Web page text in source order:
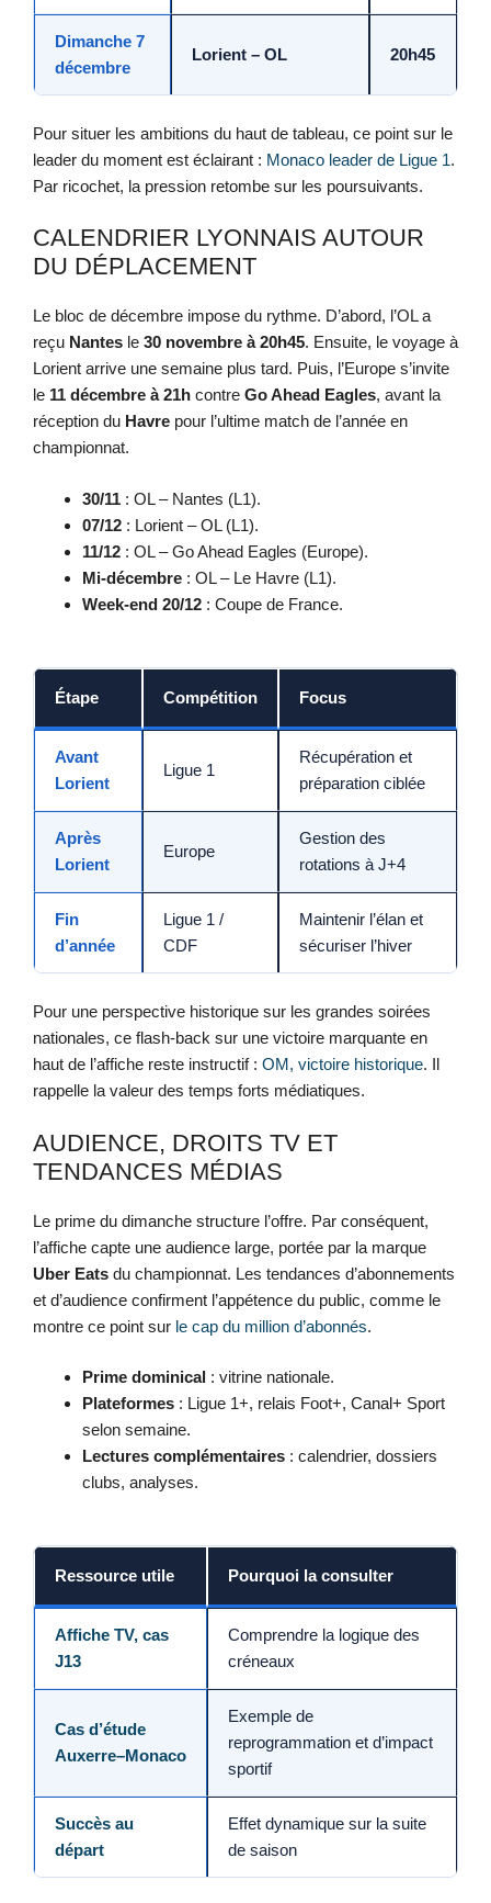
Dimanche 7
décembre
Lorient – OL 20h45
Pour situer les ambitions du haut de tableau, ce point sur le
leader du moment est éclairant : Monaco leader de Ligue 1.
Par ricochet, la pression retombe sur les poursuivants.
CALENDRIER LYONNAIS AUTOUR
DU DÉPLACEMENT
Le bloc de décembre impose du rythme. D’abord, l’OL a
reçu Nantes le 30 novembre à 20h45. Ensuite, le voyage à
Lorient arrive une semaine plus tard. Puis, l’Europe s’invite
le 11 décembre à 21h contre Go Ahead Eagles, avant la
réception du Havre pour l’ultime match de l’année en
championnat.
30/11 : OL – Nantes (L1).
07/12 : Lorient – OL (L1).
11/12 : OL – Go Ahead Eagles (Europe).
Mi-décembre : OL – Le Havre (L1).
Week-end 20/12 : Coupe de France.
Étape Compétition Focus
Avant
Lorient
Ligue 1
Récupération et
préparation ciblée
Après
Lorient
Europe
Gestion des
rotations à J+4
Fin
d’année
Ligue 1 /
CDF
Maintenir l’élan et
sécuriser l’hiver
Pour une perspective historique sur les grandes soirées
nationales, ce flash-back sur une victoire marquante en
haut de l’affiche reste instructif : OM, victoire historique. Il
rappelle la valeur des temps forts médiatiques.
AUDIENCE, DROITS TV ET
TENDANCES MÉDIAS
Le prime du dimanche structure l’offre. Par conséquent,
l’affiche capte une audience large, portée par la marque
Uber Eats du championnat. Les tendances d’abonnements
et d’audience confirment l’appétence du public, comme le
montre ce point sur le cap du million d’abonnés.
Prime dominical : vitrine nationale.
Plateformes : Ligue 1+, relais Foot+, Canal+ Sport
selon semaine.
Lectures complémentaires : calendrier, dossiers
clubs, analyses.
Ressource utile Pourquoi la consulter
Affiche TV, cas
J13
Comprendre la logique des
créneaux
Cas d’étude
Auxerre–Monaco
Exemple de
reprogrammation et d’impact
sportif
Succès au
départ
Effet dynamique sur la suite
de saison